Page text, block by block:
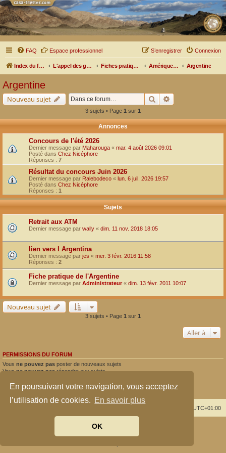
En poursuivant votre navigation, vous acceptez
l’utilisation de cookies. En savoir plus
OK
FAQ Espace professionnel Connexion
S’enregistrer
Index du forum L'appel des grands espaces Fiches pratiques par pays, pistes et bivouacs Amérique du Sud Argentine
Argentine
Nouveau sujet Rechercher
3 sujets • Page 1 sur 1
Annonces
Concours de l'été 2026
Dernier message par Maharouga « mar. 4 août 2026 09:01
Posté dans Chez Nicéphore
Réponses : 7
Résultat du concours Juin 2026
Dernier message par Ralebodeco « lun. 6 juil. 2026 19:57
Posté dans Chez Nicéphore
Réponses : 1
Sujets
Retrait aux ATM
Dernier message par wally « dim. 11 nov. 2018 18:05
lien vers l Argentina
Dernier message par jes « mer. 3 févr. 2016 11:58
Réponses : 2
Fiche pratique de l'Argentine
Dernier message par Administrateur « dim. 13 févr. 2011 10:07
Nouveau sujet
3 sujets • Page 1 sur 1
Aller à
PERMISSIONS DU FORUM
Vous ne pouvez pas poster de nouveaux sujets
Vousne pouvez pasrépondre aux sujets
Vousne pouvez passupprimer vos messages
ne pouvez pas joindre des fichiers
UTC+01:00
phpBB ® Forum Software © phpBB Limited
phpBB-fr.com